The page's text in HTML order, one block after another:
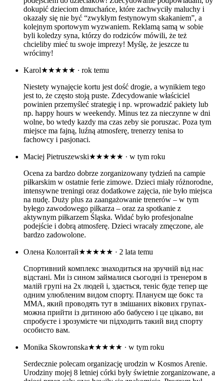
dokupić dzieciom dmuchańce, które zachwyciły maluchy i
okazały się nie być “zwykłym festynowym skakaniem”, a
kolejnym sportowym wyzwaniem. Reklamą samą w sobie
byli koledzy syna, którzy do rodziców mówili, że też
chcieliby mieć tu swoje imprezy! Myślę, że jeszcze tu
wrócimy!
Karol★★★★★ · rok temu
Niestety wynajęcie kortu jest dość drogie, a wynikiem tego
jest to, że często stoją puste. Zdecydowanie właściciel
powinien przemyśleć strategię i np. wprowadzić pakiety lub
np. happy hours w weekendy. Minus tez za nieczynne w dni
wolne, bo wtedy kazdy ma czas zeby sie poruszac. Poza tym
miejsce ma fajną, luźną atmosferę, trenerzy tenisa to
fachowcy i pasjonaci.
Maciej Pietruszewski★★★★★ · w tym roku
Ocena za bardzo dobrze zorganizowany tydzień na campie
piłkarskim w ostatnie ferie zimowe. Dzieci miały różnorodne,
intensywne treningi oraz dodatkowe zajęcia, nie było miejsca
na nudę. Duży plus za zaangażowanie trenerów – w tym
byłego zawodowego piłkarza – oraz za spotkanie z
aktywnym piłkarzem Śląska. Widać było profesjonalne
podejście i dobrą atmosferę. Dzieci wracały zmęczone, ale
bardzo zadowolone.
Олена Колонтай★★★★★ · 2 lata temu
Спортивний комплекс знаходиться на зручній від нас
відстані. Ми із сином займалися сьогодні із тренером в
малій групі на 2х людей і, здається, теніс буде тепер ще
одним улюбленим видом спорту. Плануєм ще бокс та
ММА, який проводять тут в змішаних вікових групах-
можна прийти із дитиною або бабусею і це цікаво, ви
спробуєте і зрозумієте чи підходить такий вид спорту
особисто вам.
Monika Skowronska★★★★★ · w tym roku
Serdecznie polecam organizację urodzin w Kosmos Arenie.
Urodziny mojej 8 letniej córki były świetnie zorganizowane, a